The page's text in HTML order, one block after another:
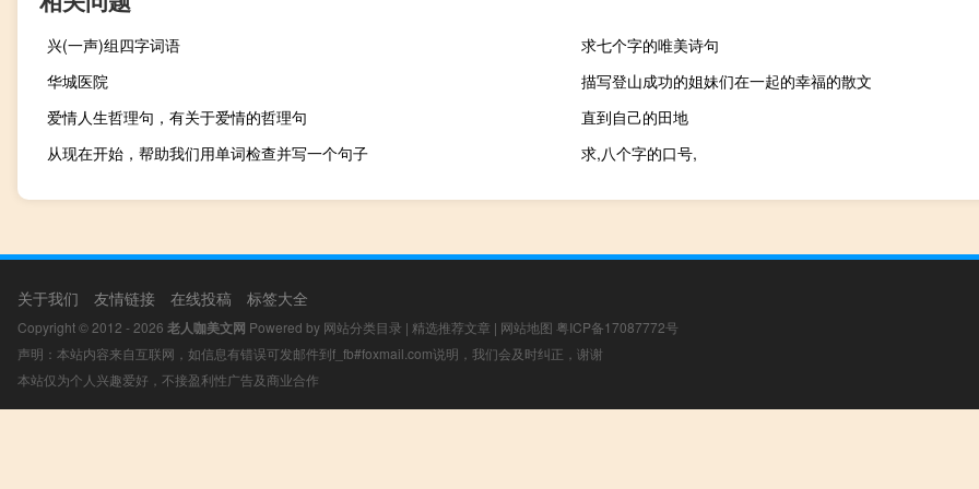
兴(一声)组四字词语
求七个字的唯美诗句
华城医院
描写登山成功的姐妹们在一起的幸福的散文
爱情人生哲理句，有关于爱情的哲理句
直到自己的田地
从现在开始，帮助我们用单词检查并写一个句子
求,八个字的口号,
关于我们 友情链接 在线投稿 标签大全
Copyright © 2012 - 2026 老人咖美文网 Powered by 网站分类目录 | 精选推荐文章 | 网站地图 粤ICP备17087772号
声明：本站内容来自互联网，如信息有错误可发邮件到f_fb#foxmail.com说明，我们会及时纠正，谢谢
本站仅为个人兴趣爱好，不接盈利性广告及商业合作